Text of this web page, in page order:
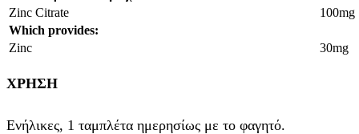
Zinc Citrate
100mg
Which provides:
Zinc
30mg
ΧΡΗΣΗ
Ενήλικες, 1 ταμπλέτα ημερησίως με το φαγητό.